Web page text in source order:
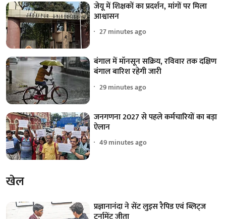
जेयू में शिक्षकों का प्रदर्शन, मांगों पर मिला
आश्वासन
27 minutes ago
बंगाल में मॉनसून सक्रिय, रविवार तक दक्षिण
बंगाल बारिश रहेगी जारी
29 minutes ago
जनगणना 2027 से पहले कर्मचारियों का बड़ा
ऐलान
49 minutes ago
खेल
प्रज्ञानानंदा ने सेंट लुइस रैपिड एवं ब्लिट्ज